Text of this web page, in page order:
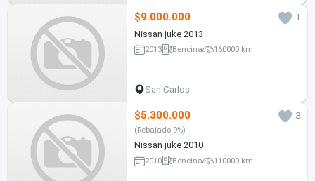
$9.000.000
1
Nissan juke 2013
2013 Bencina 160000 km
San Carlos
$5.300.000 3
(Rebajado 9%)
Nissan juke 2010
2010 Bencina 110000 km